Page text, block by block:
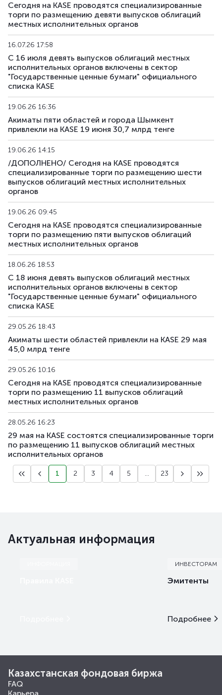
Сегодня на KASE проводятся специализированные
торги по размещению девяти выпусков облигаций
местных исполнительных органов
16.07.26 17:58
С 16 июля девять выпусков облигаций местных
исполнительных органов включены в сектор
"Государственные ценные бумаги" официального
списка KASE
19.06.26 16:36
Акиматы пяти областей и города Шымкент
привлекли на KASE 19 июня 30,7 млрд тенге
19.06.26 14:15
/ДОПОЛНЕНО/ Сегодня на KASE проводятся
специализированные торги по размещению шести
выпусков облигаций местных исполнительных
органов
19.06.26 09:45
Сегодня на KASE проводятся специализированные
торги по размещению пяти выпусков облигаций
местных исполнительных органов
18.06.26 18:53
С 18 июня девять выпусков облигаций местных
исполнительных органов включены в сектор
"Государственные ценные бумаги" официального
списка KASE
29.05.26 18:43
Акиматы шести областей привлекли на KASE 29 мая
45,0 млрд тенге
29.05.26 10:16
Сегодня на KASE проводятся специализированные
торги по размещению 11 выпусков облигаций
местных исполнительных органов
28.05.26 16:23
29 мая на KASE состоятся специализированные торги
по размещению 11 выпусков облигаций местных
исполнительных органов
1 2 3 4 5 ... 23
Актуальная информация
ИНВЕСТОРАМ
Эмитенты
Подробнее
Казахстанская фондовая биржа
FAQ